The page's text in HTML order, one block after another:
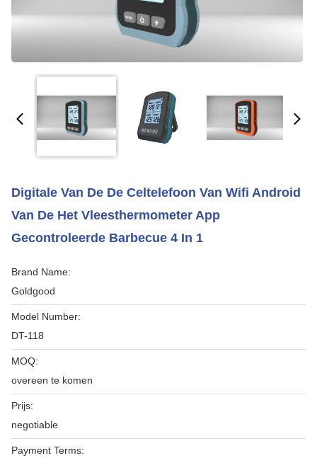
Digitale Van De De Celtelefoon Van Wifi Android
Van De Het Vleesthermometer App
Gecontroleerde Barbecue 4 In 1
Brand Name:
Goldgood
Model Number:
DT-118
MOQ:
overeen te komen
Prijs:
negotiable
Payment Terms: